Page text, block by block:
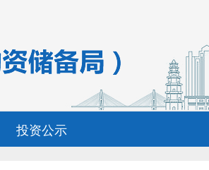
投资公示